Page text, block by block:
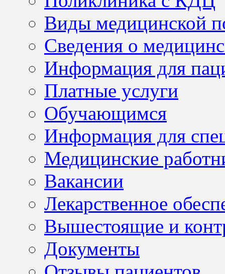
Виды медицинской
Сведения о
Информация для
Платные услуги
Обучающимся
Информация для
Медицинские
Вакансии
Лекарственное
Вышестоящие и
Документы